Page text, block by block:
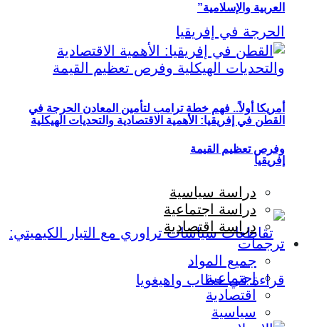
أمريكا أولاً.. فهم خطة ترامب لتأمين المعادن الحرجة في
إفريقيا
العربية والإسلامية”
القطن في إفريقيا: الأهمية الاقتصادية والتحديات الهيكلية
وفرص تعظيم القيمة
دراسة سياسية
دراسة اجتماعية
دراسة اقتصادية
ترجمات
جميع المواد
اجتماعية
اقتصادية
سياسية